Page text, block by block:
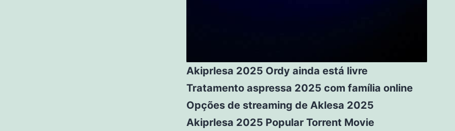
Akiprlesa 2025 Ordy ainda está livre
Tratamento aspressa 2025 com família online
Opções de streaming de Aklesa 2025
Akiprlesa 2025 Popular Torrent Movie